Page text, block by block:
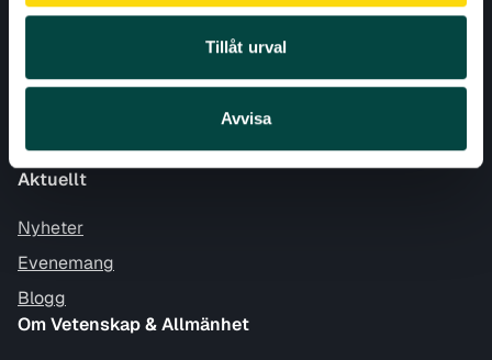
Tillåt urval
Avvisa
AKTUELLT
RESURSER
Aktuellt
Nyheter
Evenemang
Blogg
Om Vetenskap & Allmänhet